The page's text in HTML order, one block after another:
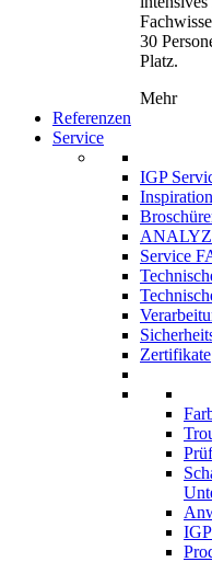
30
Platz.
Mehr
Referenzen
Service
IGP
Inspiration
Service
Zertifikate